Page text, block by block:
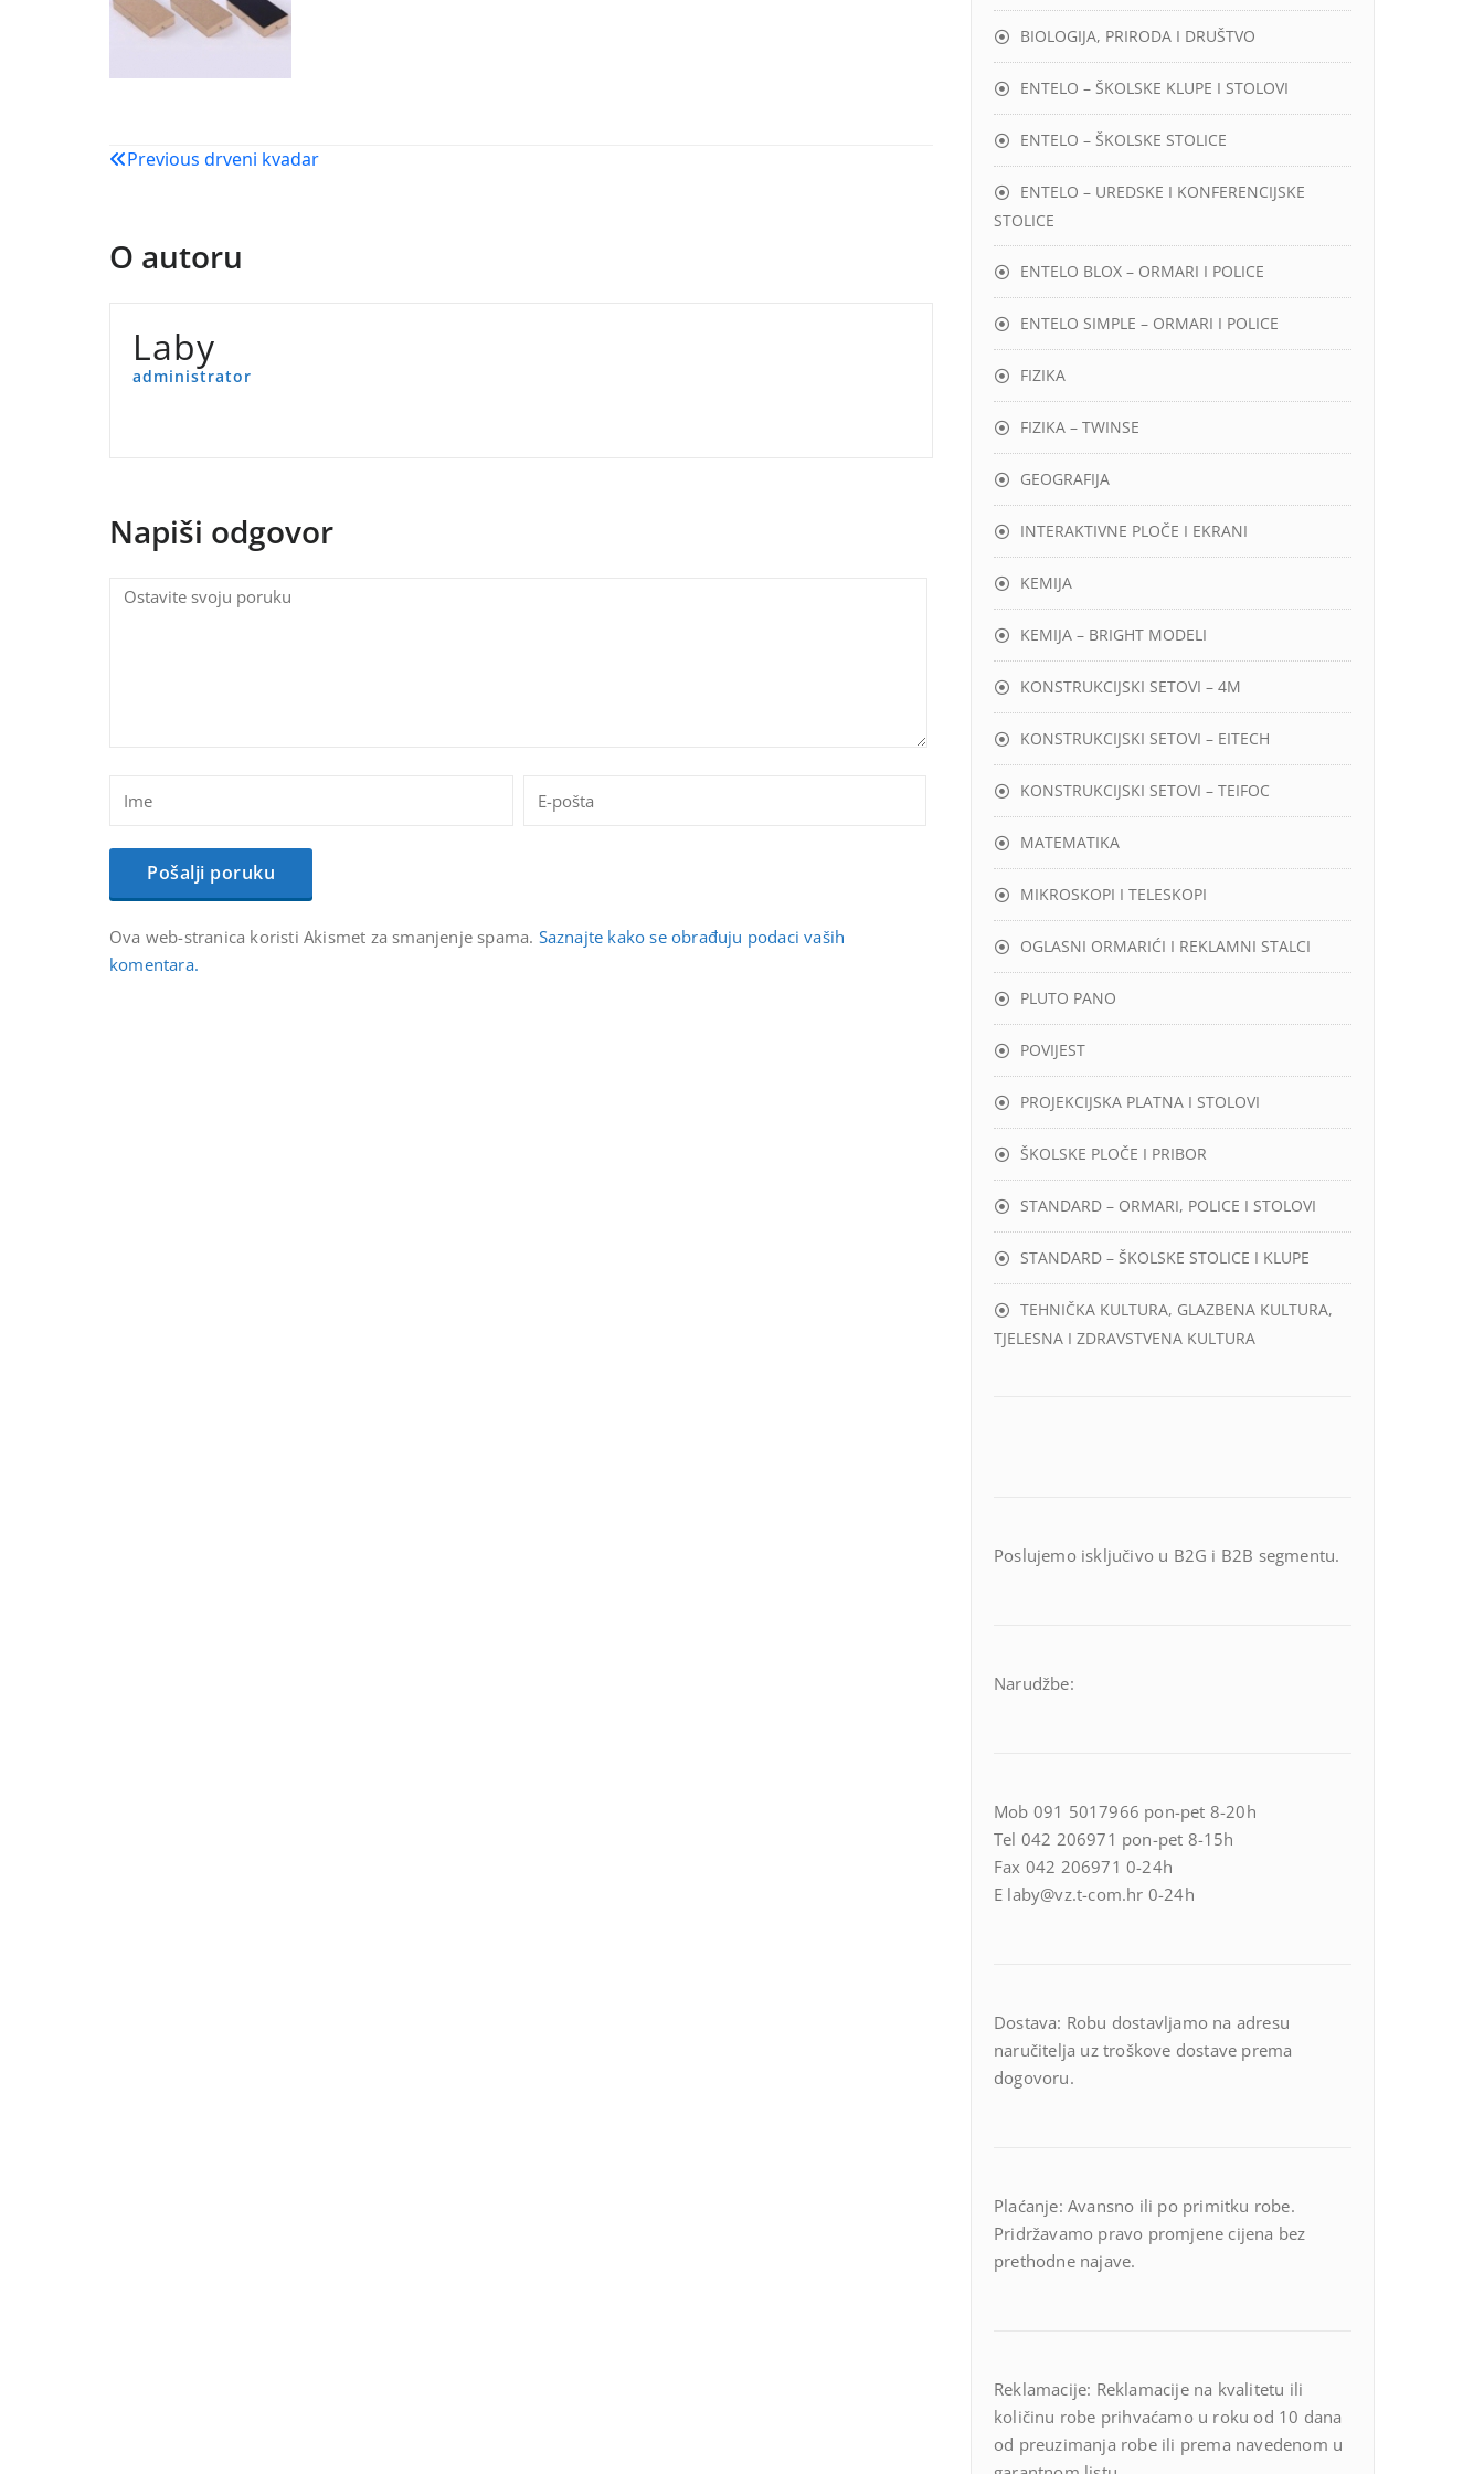
Navigacija
Previous drveni kvadar
O autoru
Laby
administrator
Napiši odgovor
Ova web-stranica koristi Akismet za smanjenje spama. Saznajte kako se obrađuju podaci vaših
komentara.
BIOLOGIJA, PRIRODA I DRUŠTVO
ENTELO – ŠKOLSKE KLUPE I STOLOVI
ENTELO – ŠKOLSKE STOLICE
ENTELO – UREDSKE I KONFERENCIJSKE
STOLICE
ENTELO BLOX – ORMARI I POLICE
ENTELO SIMPLE – ORMARI I POLICE
FIZIKA
FIZIKA – TWINSE
GEOGRAFIJA
INTERAKTIVNE PLOČE I EKRANI
KEMIJA
KEMIJA – BRIGHT MODELI
KONSTRUKCIJSKI SETOVI – 4M
KONSTRUKCIJSKI SETOVI – EITECH
KONSTRUKCIJSKI SETOVI – TEIFOC
MATEMATIKA
MIKROSKOPI I TELESKOPI
OGLASNI ORMARIĆI I REKLAMNI STALCI
PLUTO PANO
POVIJEST
PROJEKCIJSKA PLATNA I STOLOVI
ŠKOLSKE PLOČE I PRIBOR
STANDARD – ORMARI, POLICE I STOLOVI
STANDARD – ŠKOLSKE STOLICE I KLUPE
TEHNIČKA KULTURA, GLAZBENA KULTURA,
TJELESNA I ZDRAVSTVENA KULTURA
Poslujemo isključivo u B2G i B2B segmentu.
Narudžbe:
Mob 091 5017966 pon-pet 8-20h
Tel 042 206971 pon-pet 8-15h
Fax 042 206971 0-24h
E laby@vz.t-com.hr 0-24h
Dostava: Robu dostavljamo na adresu
naručitelja uz troškove dostave prema
dogovoru.
Plaćanje: Avansno ili po primitku robe.
Pridržavamo pravo promjene cijena bez
prethodne najave.
Reklamacije: Reklamacije na kvalitetu ili
količinu robe prihvaćamo u roku od 10 dana
od preuzimanja robe ili prema navedenom u